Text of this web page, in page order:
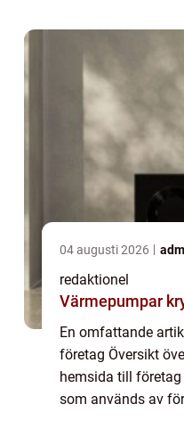
04 augusti 2026
redaktionel
Värmepumpar
En omfattande
företag Översikt
hemsida till
som används av